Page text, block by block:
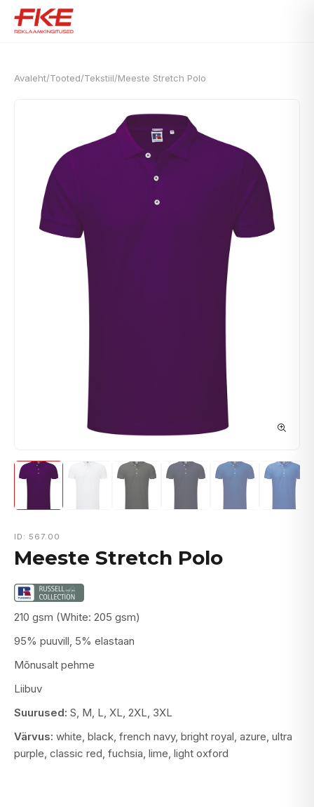
Avaleht/Tooted/Tekstiil/Meeste Stretch Polo
ID: 567.00
Meeste Stretch Polo
210 gsm (White: 205 gsm)
95% puuvill, 5% elastaan
Mõnusalt pehme
Liibuv
Suurused: S, M, L, XL, 2XL, 3XL
Värvus: white, black, french navy, bright royal, azure, ultra
purple, classic red, fuchsia, lime, light oxford